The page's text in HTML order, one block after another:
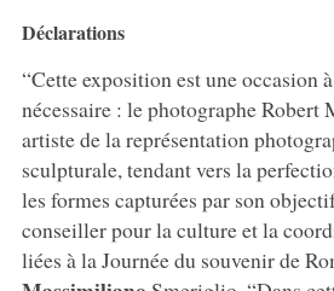
Déclarations
“Cette exposition est une occasion
nécessaire : le photographe Robert
artiste de la représentation
sculpturale, tendant vers la
les formes capturées par son
conseiller pour la culture et la
liées à la Journée du souvenir de